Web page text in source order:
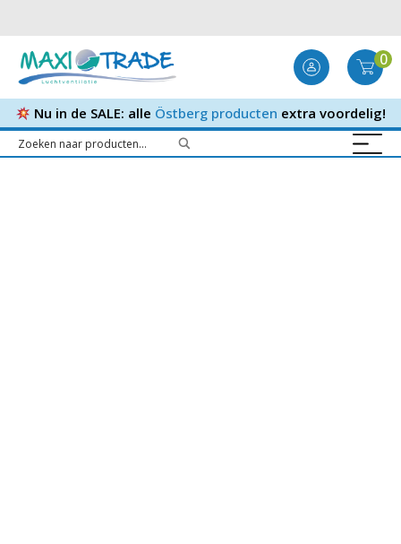
0
Nu in de SALE: alle Östberg producten extra voordelig!